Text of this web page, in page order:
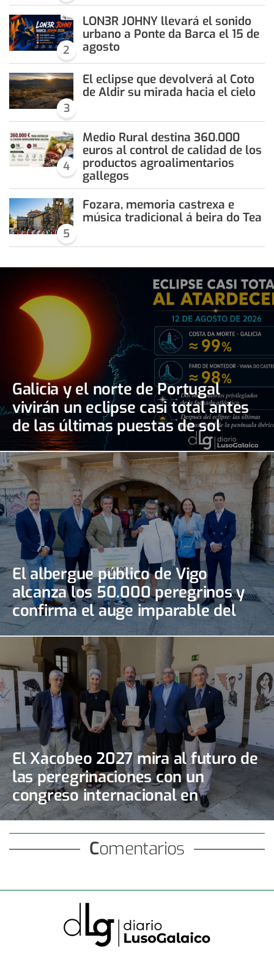
2
LON3R JOHNY llevará el sonido
urbano a Ponte da Barca el 15 de
agosto
3
El eclipse que devolverá al Coto
de Aldir su mirada hacia el cielo
4
Medio Rural destina 360.000
euros al control de calidad de los
productos agroalimentarios
gallegos
5
Fozara, memoria castrexa e
música tradicional á beira do Tea
Galicia y el norte de Portugal
vivirán un eclipse casi total antes
de las últimas puestas de sol
El albergue público de Vigo
alcanza los 50.000 peregrinos y
confirma el auge imparable del
Camino Portugués de la Costa
El Xacobeo 2027 mira al futuro de
las peregrinaciones con un
congreso internacional en
Santiago
Comentarios